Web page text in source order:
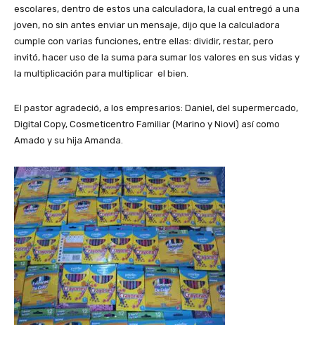
escolares, dentro de estos una calculadora, la cual entregó a una
joven, no sin antes enviar un mensaje, dijo que la calculadora
cumple con varias funciones, entre ellas: dividir, restar, pero
invitó, hacer uso de la suma para sumar los valores en sus vidas y
la multiplicación para multiplicar el bien.
El pastor agradeció, a los empresarios: Daniel, del supermercado,
Digital Copy, Cosmeticentro Familiar (Marino y Niovi) así como
Amado y su hija Amanda.